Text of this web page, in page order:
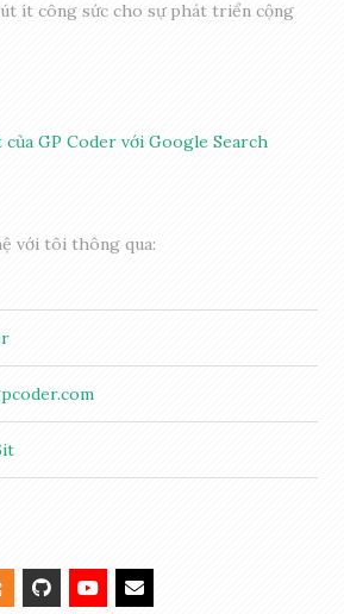
ít công sức cho sự phát triển cộng
GP Coder với Google Search
với tôi thông qua: